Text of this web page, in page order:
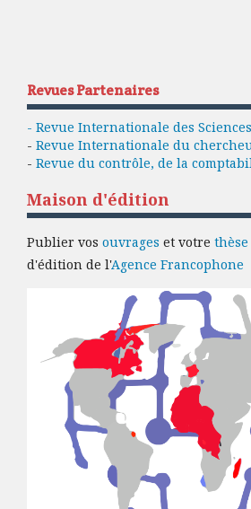
Revues Partenaires
- Revue Internationale des
- Revue Internationale du
- Revue du contrôle, de la
Maison d'édition
Publier vos ouvrages et votre thèse
d'édition de l'Agence Francophone